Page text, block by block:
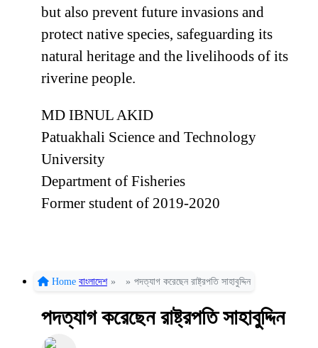
but also prevent future invasions and
protect native species, safeguarding its
natural heritage and the livelihoods of its
riverine people.
MD IBNUL AKID
Patuakhali Science and Technology
University
Department of Fisheries
Former student of 2019-2020
Home বাংলাদেশ » » পদত্যাগ করেছেন রাষ্ট্রপতি সাহাবুদ্দিন
পদত্যাগ করেছেন রাষ্ট্রপতি সাহাবুদ্দিন